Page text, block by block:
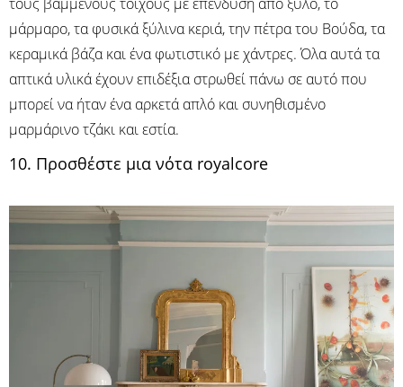
μάρμαρο, τα φυσικά ξύλινα κεριά, την πέτρα του Βούδα, τα
κεραμικά βάζα και ένα φωτιστικό με χάντρες. Όλα αυτά τα
απτικά υλικά έχουν επιδέξια στρωθεί πάνω σε αυτό που
μπορεί να ήταν ένα αρκετά απλό και συνηθισμένο
μαρμάρινο τζάκι και εστία.
10. Προσθέστε μια νότα royalcore